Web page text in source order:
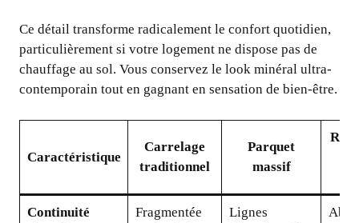
Ce détail transforme radicalement le confort quotidien,
particulièrement si votre logement ne dispose pas de
chauffage au sol. Vous conservez le look minéral ultra-
contemporain tout en gagnant en sensation de bien-être.
Caractéristique
Carrelage
traditionnel
Parquet
massif
Continuité
Fragmentée
Lignes